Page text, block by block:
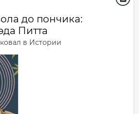
до пончика:
Питта
в Истории